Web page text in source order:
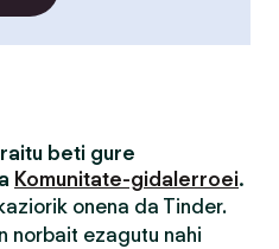
beti gure
Komunitate-gidalerroei.
onena da Tinder.
norbait ezagutu nahi